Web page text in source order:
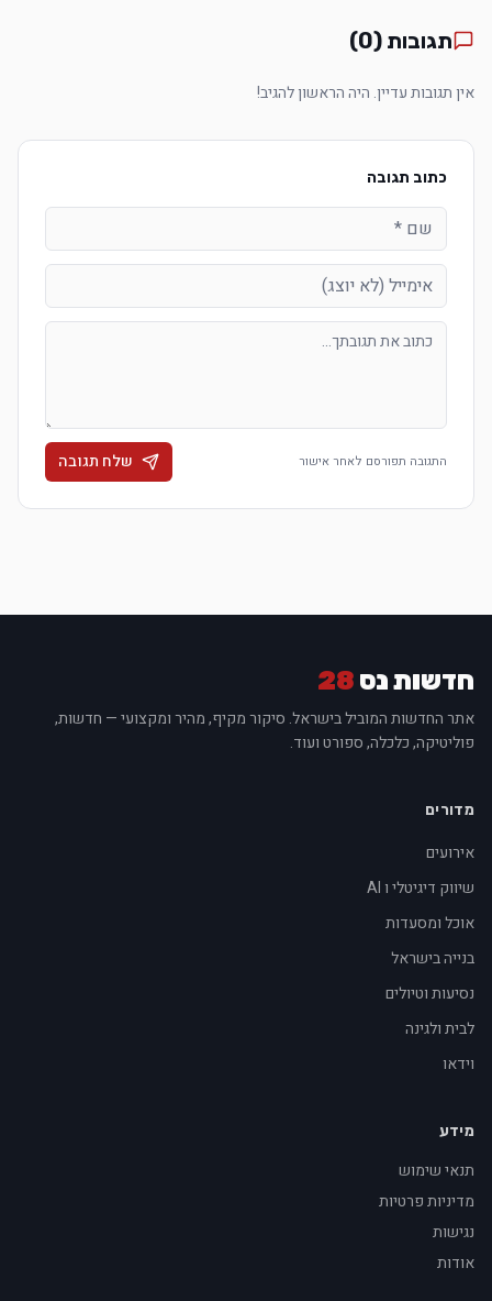
תגובות (0
)
אין תגובות עדיין. היה הראשון להגיב!
כתוב תגובה
התגובה תפורסם לאחר אישור שלח תגובה
חדשות נס 28
אתר החדשות המוביל בישראל. סיקור מקיף, מהיר ומקצועי — חדשות,
פוליטיקה, כלכלה, ספורט ועוד.
מדורים
אירועים
שיווק דיגיטלי ו AI
אוכל ומסעדות
בנייה בישראל
נסיעות וטיולים
לבית ולגינה
וידאו
מידע
תנאי שימוש
מדיניות פרטיות
נגישות
אודות